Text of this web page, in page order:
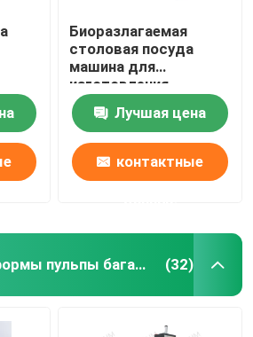
Биоразлагаемая
столовая посуда
машина для
изготовления
бумажной
целлюлозы
Термоформационная
машина
Лучшая цена
контактные
Машина прессформы пульпы багассы (32)